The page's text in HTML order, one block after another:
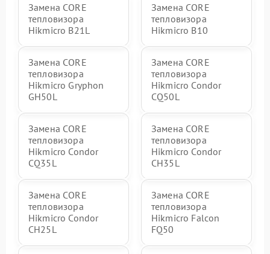
Замена CORE
тепловизора
Hikmicro B21L
Замена CORE
тепловизора
Hikmicro B10
Замена CORE
тепловизора
Hikmicro Gryphon
GH50L
Замена CORE
тепловизора
Hikmicro Condor
CQ50L
Замена CORE
тепловизора
Hikmicro Condor
CQ35L
Замена CORE
тепловизора
Hikmicro Condor
CH35L
Замена CORE
тепловизора
Hikmicro Condor
CH25L
Замена CORE
тепловизора
Hikmicro Falcon
FQ50